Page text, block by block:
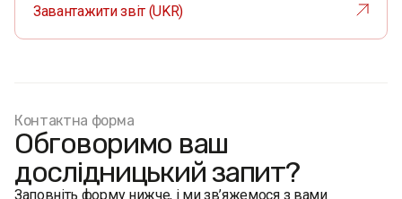
Завантажити звіт (UKR)
Контактна форма
Обговоримо ваш
дослідницький запит?
Заповніть форму нижче, і ми зв’яжемося з вами